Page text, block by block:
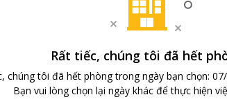
Rất tiếc, chúng tôi đã hết
chúng tôi đã hết phòng trong ngày bạn chọn:
Bạn vui lòng chọn lại ngày khác để thực hiện